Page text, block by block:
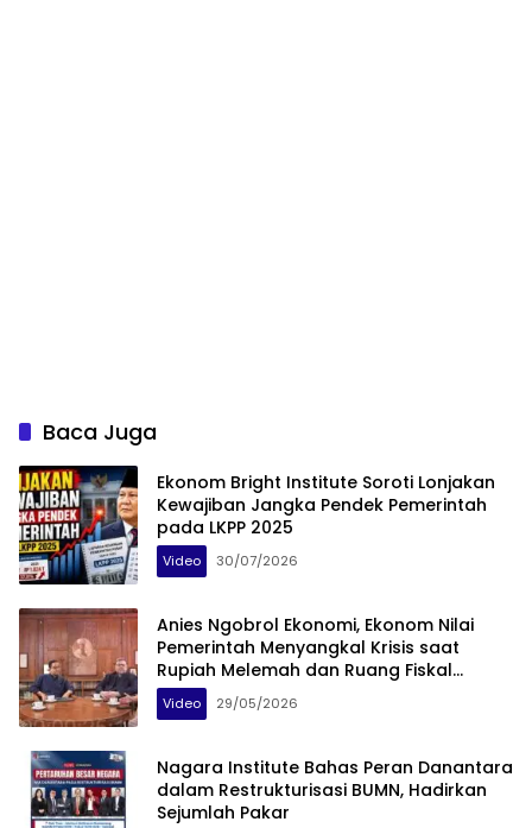
Baca Juga
Ekonom Bright Institute Soroti Lonjakan
Kewajiban Jangka Pendek Pemerintah
pada LKPP 2025
Video 30/07/2026
Anies Ngobrol Ekonomi, Ekonom Nilai
Pemerintah Menyangkal Krisis saat
Rupiah Melemah dan Ruang Fiskal
Menyempit
Video 29/05/2026
Nagara Institute Bahas Peran Danantara
dalam Restrukturisasi BUMN, Hadirkan
Sejumlah Pakar